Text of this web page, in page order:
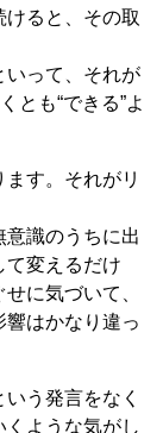
ると、その取
いって、それが
とも“できる”よ
す。それがリ
識のうちに出
て変えるだけ
に気づいて、
はかなり違っ
う発言をなく
ような気がし